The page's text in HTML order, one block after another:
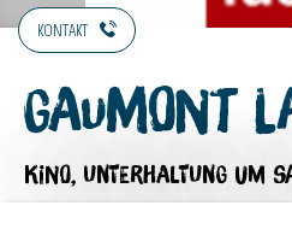
KONTAKT
Gaumont
KINO, UNTERHALTUNG UM